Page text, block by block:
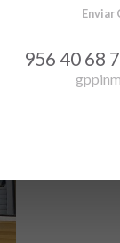
Enviar
956 40 68